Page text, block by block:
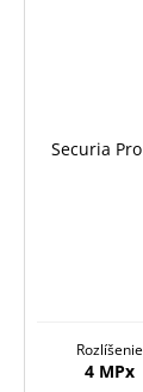
Securia
Rozlíšenie
4 MPx